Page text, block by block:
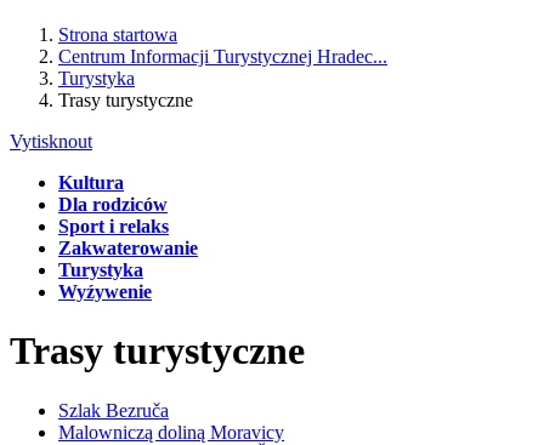
Strona startowa
Centrum Informacji Turystycznej Hradec...
Turystyka
Trasy turystyczne
Vytisknout
Kultura
Dla rodziców
Sport i relaks
Zakwaterowanie
Turystyka
Wyźywenie
Trasy turystyczne
Szlak Bezruča
Malowniczą doliną Moravicy